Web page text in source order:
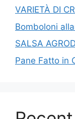
VARIETÀ DI
Bomboloni
SALSA
Pane Fatto in